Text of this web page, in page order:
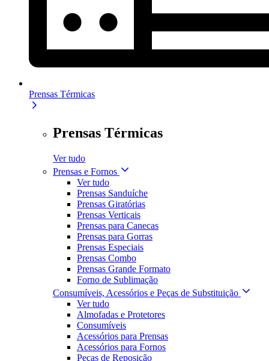
Prensas Térmicas
Prensas Térmicas
Ver tudo
Prensas e Fornos
Ver tudo
Prensas Sanduíche
Prensas Giratórias
Prensas Verticais
Prensas para Canecas
Prensas para Gorras
Prensas Especiais
Prensas Combo
Prensas Grande Formato
Forno de Sublimação
Consumíveis, Acessórios e Peças de Substituição
Ver tudo
Almofadas e Protetores
Consumíveis
Acessórios para Prensas
Acessórios para Fornos
Peças de Reposição